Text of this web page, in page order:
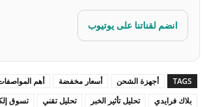
انضم لقناتنا على يوتيوب
TAGS أجهزة الشحن أسعار مخفضة أهم
بلاك فرايدي
تحليل تأثير الخبر تحليل تقني تسوق